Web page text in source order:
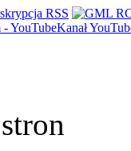
RSS
Kanał
stron